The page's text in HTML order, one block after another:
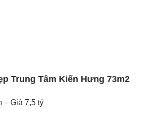
Trung Tâm Kiến Hưng 73m2
– Giá 7,5 tỷ